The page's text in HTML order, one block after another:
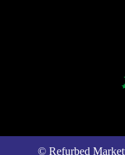
© Refurbed